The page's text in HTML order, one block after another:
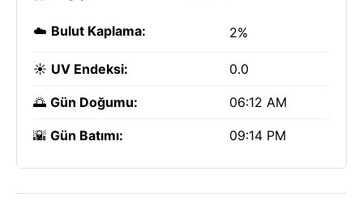
☁️ Bulut Kaplama: 2%
☀️ UV Endeksi: 0.0
🌅 Gün Doğumu: 06:12 AM
🌇 Gün Batımı: 09:14 PM